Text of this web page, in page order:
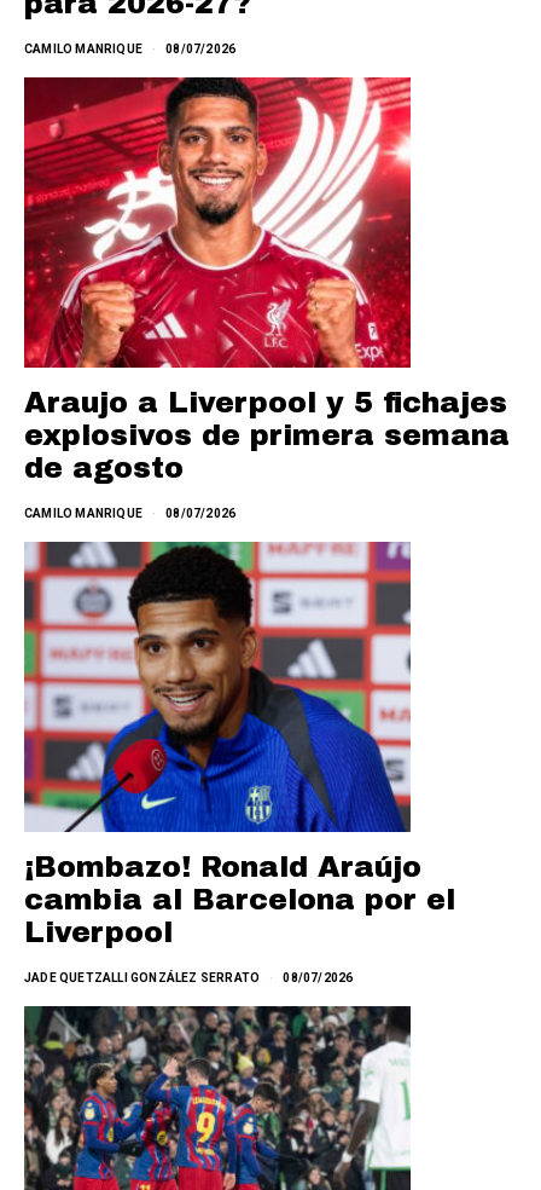
CAMILO MANRIQUE 08/07/2026
Araujo a Liverpool y 5 fichajes
explosivos de primera semana
de agosto
CAMILO MANRIQUE 08/07/2026
¡Bombazo! Ronald Araújo
cambia al Barcelona por el
Liverpool
JADE QUETZALLI GONZÁLEZ SERRATO 08/07/2026